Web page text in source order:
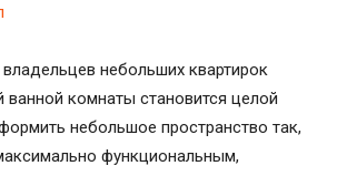
небольших квартирок
ванной комнаты становится целой
небольшое пространство так,
функциональным,